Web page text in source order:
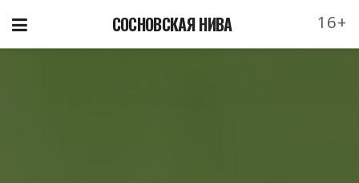
СОСНОВСКАЯ НИВА 16+